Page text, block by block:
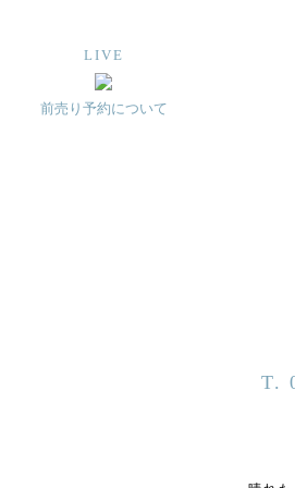
LIVE
前売り予約について
T.